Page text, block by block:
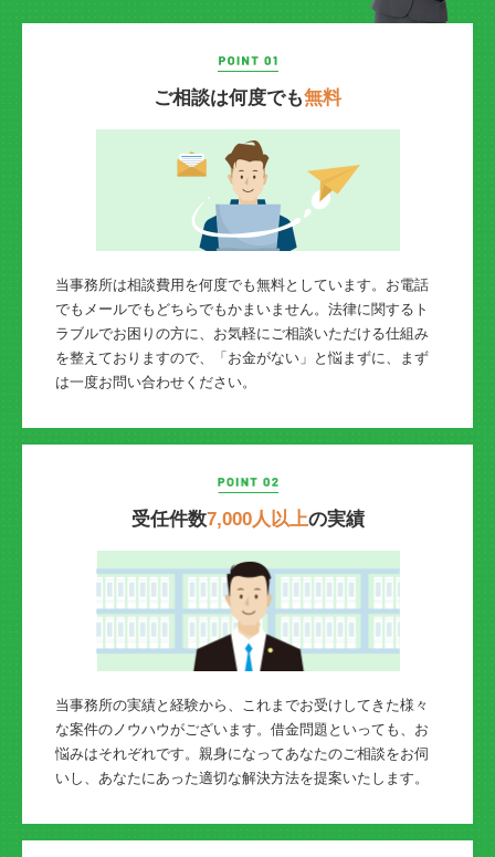
ご相談は何度でも無料
当事務所は相談費用を何度でも無料としています。お電話
でもメールでもどちらでもかまいません。法律に関するト
ラブルでお困りの方に、お気軽にご相談いただける仕組み
を整えておりますので、「お金がない」と悩まずに、まず
は一度お問い合わせください。
受任件数7,000人以上の実績
当事務所の実績と経験から、これまでお受けしてきた様々
な案件のノウハウがございます。借金問題といっても、お
悩みはそれぞれです。親身になってあなたのご相談をお伺
いし、あなたにあった適切な解決方法を提案いたします。